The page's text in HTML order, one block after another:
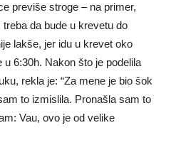
previše stroge – na primer,
da bude u krevetu do
lakše, jer idu u krevet oko
6:30h. Nakon što je podelila
rekla je: “Za mene je bio šok
to izmislila. Pronašla sam to
Vau, ovo je od velike